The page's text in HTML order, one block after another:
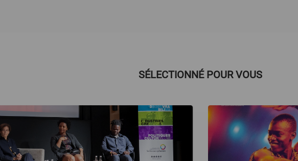
SÉLECTIONNÉ POUR VOUS